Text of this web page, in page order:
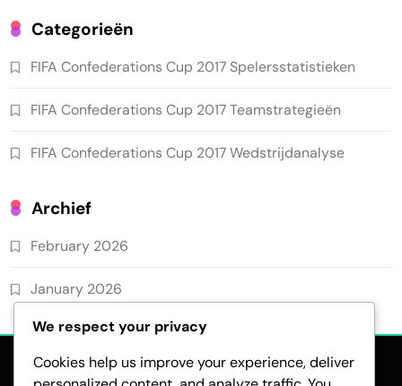
Categorieën
FIFA Confederations Cup 2017 Spelersstatistieken
FIFA Confederations Cup 2017 Teamstrategieën
FIFA Confederations Cup 2017 Wedstrijdanalyse
Archief
February 2026
January 2026
We respect your privacy
Cookies help us improve your experience, deliver